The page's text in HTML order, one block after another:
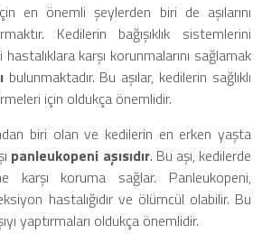
en önemli şeylerden biri de aşılarını
Kedilerin bağışıklık sistemlerini
karşı korunmalarını sağlamak
bulunmaktadır. Bu aşılar, kedilerin sağlıklı
için oldukça önemlidir.
biri olan ve kedilerin en erken yaşta
panleukopeni aşısıdır. Bu aşı, kedilerde
karşı koruma sağlar. Panleukopeni,
hastalığıdır ve ölümcül olabilir. Bu
yaptırmaları oldukça önemlidir.